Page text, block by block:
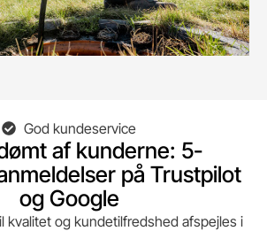
God kundeservice
af kunderne: 5-
på Trustpilot
og Google
kvalitet og kundetilfredshed afspejles i